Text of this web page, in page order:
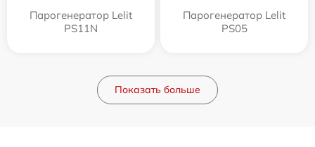
Парогенератор Lelit
PS11N
Парогенератор Lelit
PS05
Показать больше